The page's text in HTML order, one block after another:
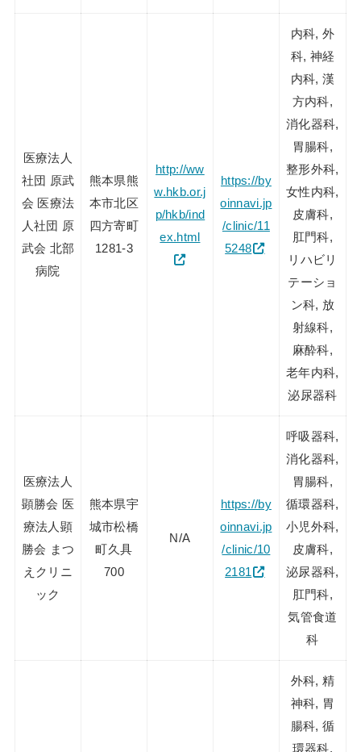
医療法人
社団 原武
会 医療法
人社団 原
武会 北部
病院
熊本県熊
本市北区
四方寄町
1281-3
http://ww
w.hkb.or.j
p/hkb/ind
ex.html
https://by
oinnavi.jp
/clinic/11
5248
内科, 外
科, 神経
内科, 漢
方内科,
消化器科,
胃腸科,
整形外科,
女性内科,
皮膚科,
肛門科,
リハビリ
テーショ
ン科, 放
射線科,
麻酔科,
老年内科,
泌尿器科
医療法人
顕勝会 医
療法人顕
勝会 まつ
えクリニ
ック
熊本県宇
城市松橋
町久具
700
N/A
https://by
oinnavi.jp
/clinic/10
2181
呼吸器科,
消化器科,
胃腸科,
循環器科,
小児外科,
皮膚科,
泌尿器科,
肛門科,
気管食道
科
外科, 精
神科, 胃
腸科, 循
環器科,